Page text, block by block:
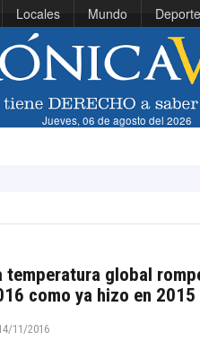
Locales Mundo
Jueves, 06 de agosto del 2026
El
temperatura global
como ya hizo en 2015
11/2016